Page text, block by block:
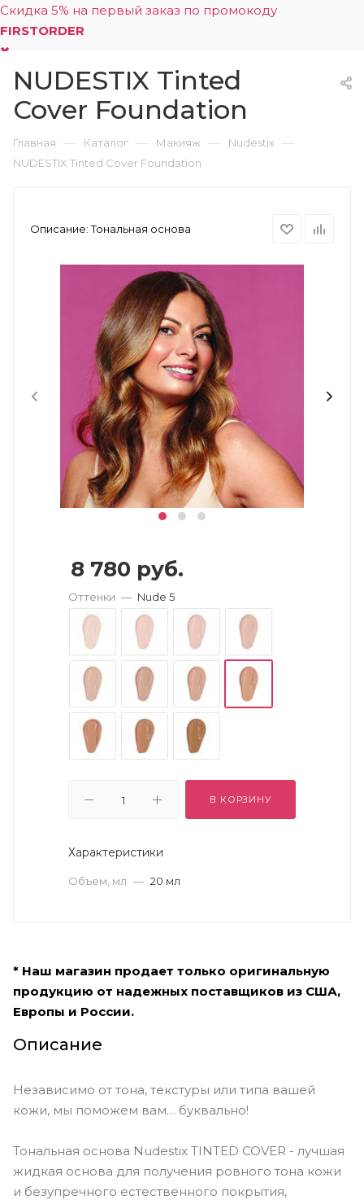
Скидка 5% на первый заказ по промокоду
FIRSTORDER
0
NUDESTIX Tinted
Cover Foundation
Главная — Каталог — Макияж — Nudestix —
NUDESTIX Tinted Cover Foundation
Описание:Тональная основа
8 780 руб.
Оттенки — Nude 5
В КОРЗИНУ
Характеристики
Объем, мл — 20 мл
* Наш магазин продает только оригинальную
продукцию от надежных поставщиков из США,
Европы и России.
Описание
Независимо от тона, текстуры или типа вашей
кожи, мы поможем вам… буквально!
Тональная основа Nudestix TINTED COVER - лучшая
жидкая основа для получения ровного тона кожи
и безупречного естественного покрытия,